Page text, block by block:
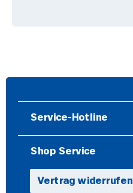
Service-Hotline
Shop Service
Vertrag widerrufen